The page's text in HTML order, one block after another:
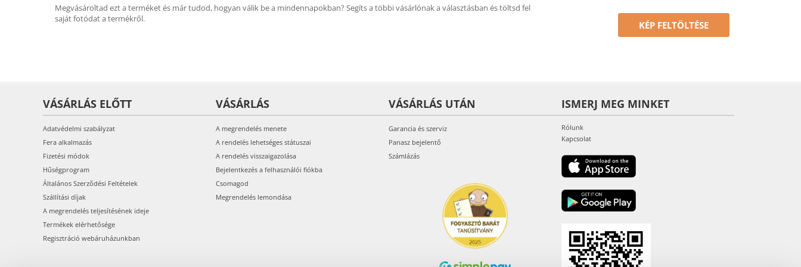
Megvásároltad ezt a terméket és már tudod, hogyan válik be a mindennapokban? Segíts a többi vásárlónak a választásban és töltsd fel
saját fotódat a termékről.
KÉP FELTÖLTÉSE
VÁSÁRLÁS ELŐTT
Adatvédelmi szabályzat
Fera alkalmazás
Fizetési módok
Hűségprogram
Általános Szerződési Feltételek
Szállítási díjak
A megrendelés teljesítésének ideje
Termékek elérhetősége
Regisztráció webáruházunkban
VÁSÁRLÁS
A megrendelés menete
A rendelés lehetséges státuszai
A rendelés visszaigazolása
Bejelentkezés a felhasználói fiókba
Csomagod
Megrendelés lemondása
VÁSÁRLÁS UTÁN
Garancia és szerviz
Panasz bejelentő
Számlázás
ISMERJ MEG MINKET
Rólunk
Kapcsolat